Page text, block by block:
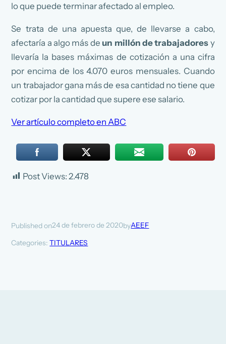
lo que puede terminar afectado al empleo.
Se trata de una apuesta que, de llevarse a cabo,
afectaría a algo más de un millón de trabajadores y
llevaría la bases máximas de cotización a una cifra
por encima de los 4.070 euros mensuales. Cuando
un trabajador gana más de esa cantidad no tiene que
cotizar por la cantidad que supere ese salario.
Ver artículo completo en ABC
Post Views: 2.478
Published on24 de febrero de 2020byAEEF
Categories:TITULARES